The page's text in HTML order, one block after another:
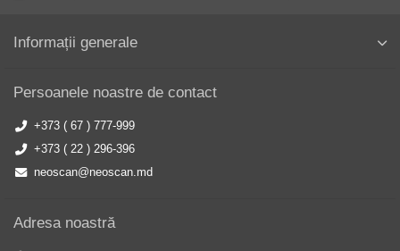
Informații generale
Persoanele noastre de contact
+373 ( 67 ) 777-999
+373 ( 22 ) 296-396
neoscan@neoscan.md
Adresa noastră